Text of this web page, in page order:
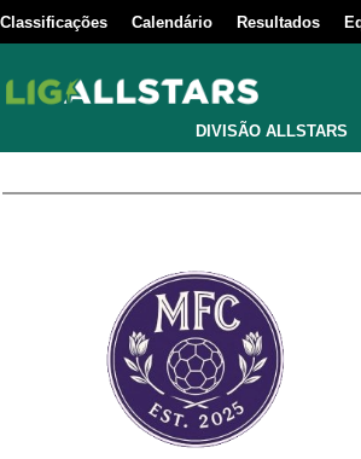
Classificações Calendário Resultados
DIVISÃO ALLSTARS